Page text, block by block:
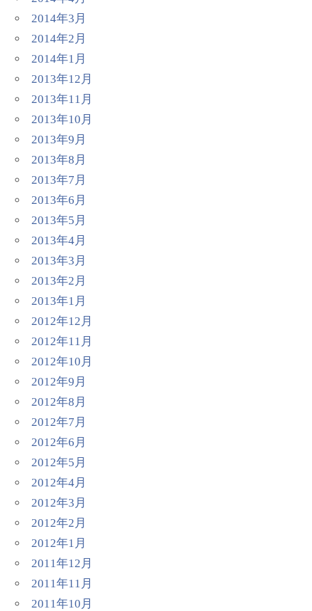
2014年3月
2014年2月
2014年1月
2013年12月
2013年11月
2013年10月
2013年9月
2013年8月
2013年7月
2013年6月
2013年5月
2013年4月
2013年3月
2013年2月
2013年1月
2012年12月
2012年11月
2012年10月
2012年9月
2012年8月
2012年7月
2012年6月
2012年5月
2012年4月
2012年3月
2012年2月
2012年1月
2011年12月
2011年11月
2011年10月